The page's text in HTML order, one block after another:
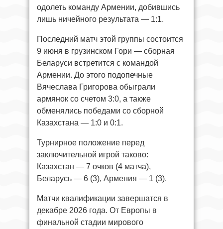
одолеть команду Армении, добившись
лишь ничейного результата — 1:1.
Последний матч этой группы состоится
9 июня в грузинском Гори — сборная
Беларуси встретится с командой
Армении. До этого подопечные
Вячеслава Григорова обыграли
армянок со счетом 3:0, а также
обменялись победами со сборной
Казахстана — 1:0 и 0:1.
Турнирное положение перед
заключительной игрой таково:
Казахстан — 7 очков (4 матча),
Беларусь — 6 (3), Армения — 1 (3).
Матчи квалификации завершатся в
декабре 2026 года. От Европы в
финальной стадии мирового